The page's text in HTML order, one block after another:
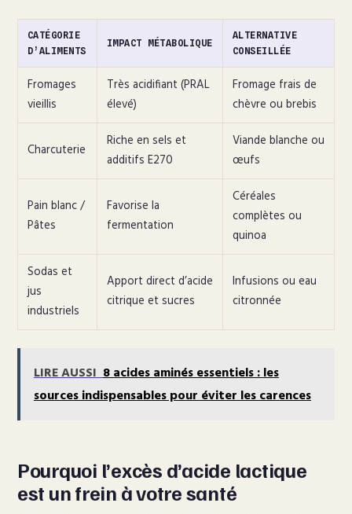
CATÉGORIE
D’ALIMENTS
IMPACT MÉTABOLIQUE
ALTERNATIVE
CONSEILLÉE
Fromages
vieillis
Très acidifiant (PRAL
élevé)
Fromage frais de
chèvre ou brebis
Charcuterie
Riche en sels et
additifs E270
Viande blanche ou
œufs
Pain blanc /
Pâtes
Favorise la
fermentation
Céréales
complètes ou
quinoa
Sodas et
jus
industriels
Apport direct d’acide
citrique et sucres
Infusions ou eau
citronnée
LIRE AUSSI 8 acides aminés essentiels : les
sources indispensables pour éviter les carences
Pourquoi l’excès d’acide lactique
est un frein à votre santé